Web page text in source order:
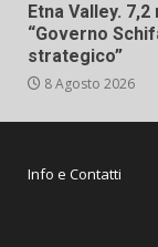
Etna Valley.
“Governo
strategico”
8 Agosto 2026
Info e Contatti